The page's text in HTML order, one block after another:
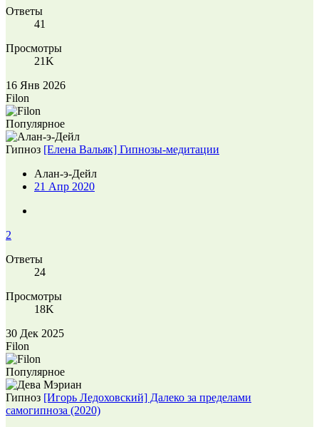
Ответы
41
Просмотры
21K
16 Янв 2026
Filon
Популярное
Гипноз [Елена Вальяк] Гипнозы-медитации
Алан-э-Дейл
21 Апр 2020
2
Ответы
24
Просмотры
18K
30 Дек 2025
Filon
Популярное
Гипноз [Игорь Ледоховский] Далеко за пределами
самогипноза (2020)